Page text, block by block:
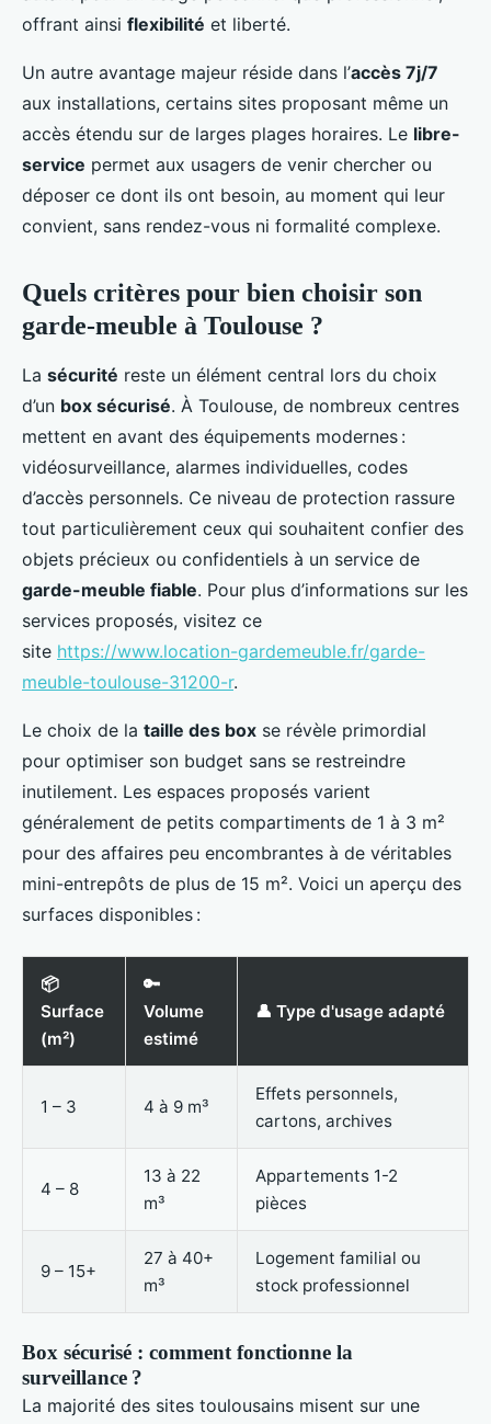
offrant ainsi flexibilité et liberté.
Un autre avantage majeur réside dans l’accès 7j/7
aux installations, certains sites proposant même un
accès étendu sur de larges plages horaires. Le libre-
service permet aux usagers de venir chercher ou
déposer ce dont ils ont besoin, au moment qui leur
convient, sans rendez-vous ni formalité complexe.
Quels critères pour bien choisir son
garde-meuble à Toulouse ?
La sécurité reste un élément central lors du choix
d’un box sécurisé. À Toulouse, de nombreux centres
mettent en avant des équipements modernes :
vidéosurveillance, alarmes individuelles, codes
d’accès personnels. Ce niveau de protection rassure
tout particulièrement ceux qui souhaitent confier des
objets précieux ou confidentiels à un service de
garde-meuble fiable. Pour plus d’informations sur les
services proposés, visitez ce
site https://www.location-gardemeuble.fr/garde-
meuble-toulouse-31200-r.
Le choix de la taille des box se révèle primordial
pour optimiser son budget sans se restreindre
inutilement. Les espaces proposés varient
généralement de petits compartiments de 1 à 3 m²
pour des affaires peu encombrantes à de véritables
mini-entrepôts de plus de 15 m². Voici un aperçu des
surfaces disponibles :
📦
Surface
(m²)
🔑
Volume
estimé
👤 Type d'usage adapté
1 – 3 4 à 9 m³
Effets personnels,
cartons, archives
4 – 8
13 à 22
m³
Appartements 1-2
pièces
9 – 15+
27 à 40+
m³
Logement familial ou
stock professionnel
Box sécurisé : comment fonctionne la
surveillance ?
La majorité des sites toulousains misent sur une